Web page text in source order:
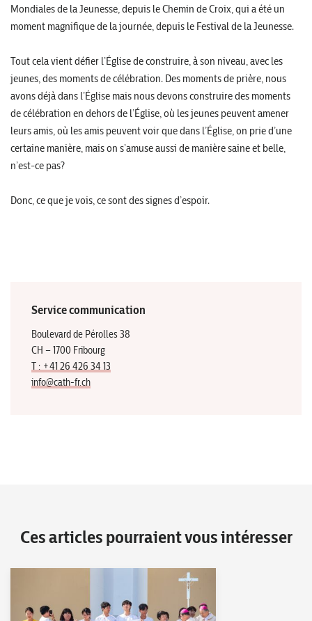
Mondiales de la Jeunesse, depuis le Chemin de Croix, qui a été un
moment magnifique de la journée, depuis le Festival de la Jeunesse.
Tout cela vient défier l’Église de construire, à son niveau, avec les
jeunes, des moments de célébration. Des moments de prière, nous
avons déjà dans l’Église mais nous devons construire des moments
de célébration en dehors de l’Église, où les jeunes peuvent amener
leurs amis, où les amis peuvent voir que dans l’Église, on prie d’une
certaine manière, mais on s’amuse aussi de manière saine et belle,
n’est-ce pas?
Donc, ce que je vois, ce sont des signes d’espoir.
Service communication
Boulevard de Pérolles 38
CH – 1700 Fribourg
T : +41 26 426 34 13
info@cath-fr.ch
Ces articles pourraient vous intéresser